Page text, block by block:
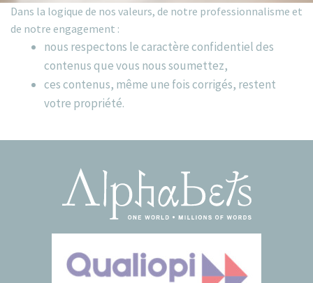
Dans la logique de nos valeurs, de notre professionnalisme et
de notre engagement :
nous respectons le caractère confidentiel des
contenus que vous nous soumettez,
ces contenus, même une fois corrigés, restent
votre propriété.